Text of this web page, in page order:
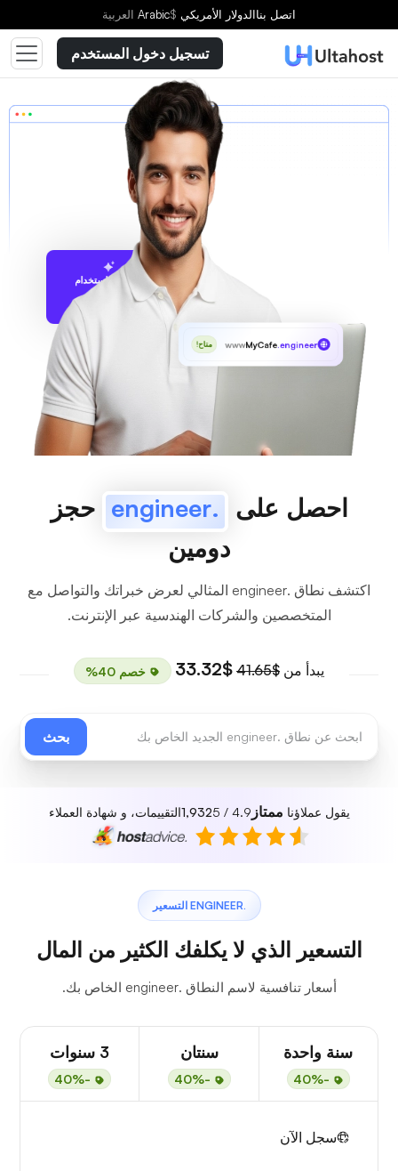
اتصل بناالدولار الأمريكي $
Arabic العربية
تسجيل دخول المستخدم
الاقتراح باستخدام
wwwMyCafe .engineer متاح!
احصل على .engineer
حجز
دومين
اكتشف نطاق .engineer المثالي لعرض خبراتك والتواصل مع
المتخصصين والشركات الهندسية عبر الإنترنت.
يبدأ من $41.65
$33.32 خصم 40%
بحث
يقول عملاؤنا ممتاز 4.9 / 5
1,932التقييمات، و شهادة العملاء
.ENGINEER التسعير
التسعير الذي لا يكلفك الكثير من المال
أسعار تنافسية لاسم النطاق .engineer الخاص بك.
سنة واحدة
-40%
سنتان
-40%
3 سنوات
-40%
سجل الآن